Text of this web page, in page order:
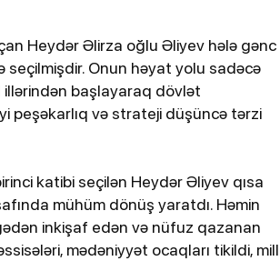
Heydər Əlirza oğlu Əliyev hələ gənc
seçilmişdir. Onun həyat yolu sadəcə
illərindən başlayaraq dövlət
peşəkarlıq və strateji düşüncə tərzi
katibi seçilən Heydər Əliyev qısa
mühüm dönüş yaratdı. Həmin
inkişaf edən və nüfuz qazanan
mədəniyyət ocaqları tikildi,
Bugün, 10:48
Tərtərdəki hadisənin sirri açıldı:
Ər-arvadı yandırıb 15 min